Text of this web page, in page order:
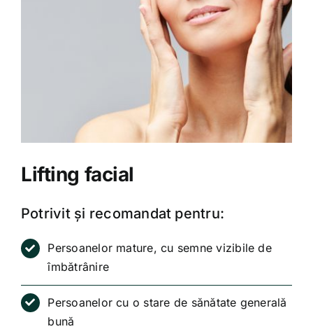
Lifting facial
Potrivit și recomandat pentru:
Persoanelor mature, cu semne vizibile de
îmbătrânire
Persoanelor cu o stare de sănătate generală
bună